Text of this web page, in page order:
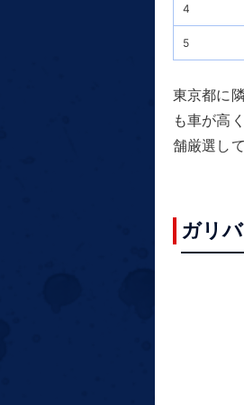
4
5
東京都に
も車が高
舗厳選し
ガリ